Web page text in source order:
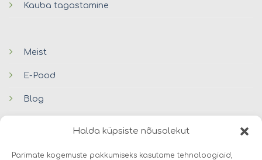
Halda küpsiste nõusolekut
Parimate kogemuste pakkumiseks kasutame tehnoloogiaid,
Kauba tagastamine
Meist
E-Pood
Blog